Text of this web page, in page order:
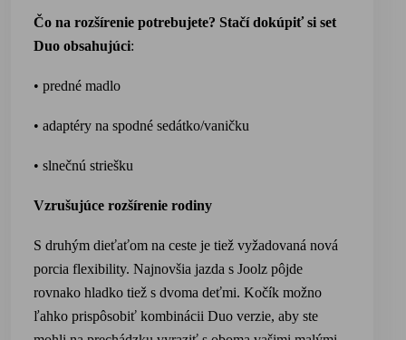
Čo na rozšírenie potrebujete? Stačí dokúpiť si set
Duo obsahujúci:
• predné madlo
• adaptéry na spodné sedátko/vaničku
• slnečnú striešku
Vzrušujúce rozšírenie rodiny
S druhým dieťaťom na ceste je tiež vyžadovaná nová
porcia flexibility. Najnovšia jazda s Joolz pôjde
rovnako hladko tiež s dvoma deťmi. Kočík možno
ľahko prispôsobiť kombinácii Duo verzie, aby ste